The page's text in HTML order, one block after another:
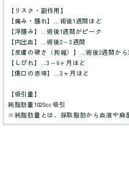
【リスク・副作用】
【痛み・腫れ】…術後1週間ほど
【浮腫み】…術後1週間がピーク
【内出血】…術後2～3週間
【皮膚の硬さ（拘縮）】…術後2週間から
【しびれ】…3～6ヶ月ほど
【傷口の赤味】…3ヶ月ほど
【吸引量】
純脂肪量1020cc吸引
※純脂肪量とは、採取脂肪から血液や麻